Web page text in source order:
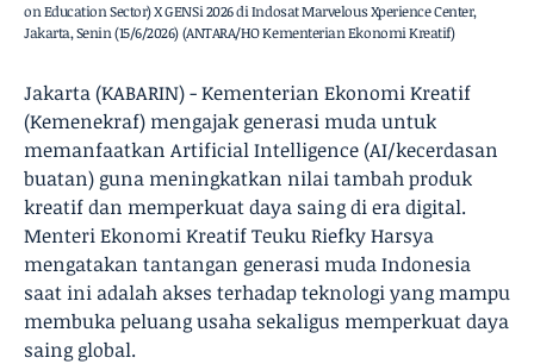
on Education Sector) X GENSi 2026 di Indosat Marvelous Xperience Center,
Jakarta, Senin (15/6/2026) (ANTARA/HO Kementerian Ekonomi Kreatif)
Jakarta (KABARIN) - Kementerian Ekonomi Kreatif
(Kemenekraf) mengajak generasi muda untuk
memanfaatkan Artificial Intelligence (AI/kecerdasan
buatan) guna meningkatkan nilai tambah produk
kreatif dan memperkuat daya saing di era digital.
Menteri Ekonomi Kreatif Teuku Riefky Harsya
mengatakan tantangan generasi muda Indonesia
saat ini adalah akses terhadap teknologi yang mampu
membuka peluang usaha sekaligus memperkuat daya
saing global.